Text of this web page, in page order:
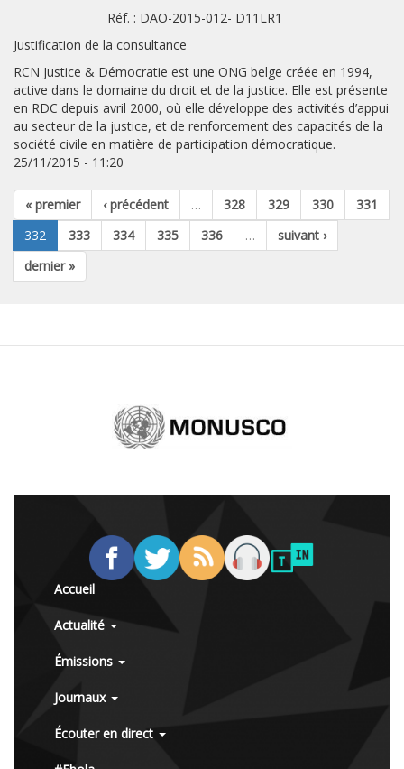
Réf. : DAO-2015-012- D11LR1
Justification de la consultance
RCN Justice & Démocratie est une ONG belge créée en 1994,
active dans le domaine du droit et de la justice. Elle est présente
en RDC depuis avril 2000, où elle développe des activités d’appui
au secteur de la justice, et de renforcement des capacités de la
société civile en matière de participation démocratique.
25/11/2015 - 11:20
« premier ‹ précédent … 328 329 330
331
332
333 334 335 336 …
suivant ›
dernier »
Accueil
Actualité
Émissions
Journaux
Écouter en direct